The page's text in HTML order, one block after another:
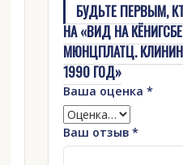
БУДЬТЕ ПЕРВЫМ,
НА «ВИД НА
МЮНЦПЛАТЦ.
1990 ГОД»
Ваша оценка *
Ваш отзыв *